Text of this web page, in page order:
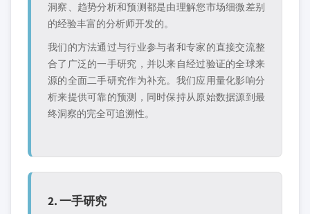
洞察、趋势分析和预测都是由理解您市场细微差别
的经验丰富的分析师开发的。
我们的方法通过与行业参与者和专家的直接交流整
合了广泛的一手研究，并以来自经过验证的全球来
源的全面二手研究作为补充。我们应用量化影响分
析来提供可靠的预测，同时保持从原始数据源到最
终洞察的完全可追溯性。
2. 一手研究